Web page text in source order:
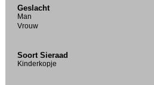
Geslacht
Man
Vrouw
Soort Sieraad
Kinderkopje